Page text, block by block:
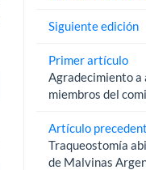
Siguiente edición
Primer artículo
Agradecimiento a
miembros del
Artículo
Traqueostomía
de Malvinas